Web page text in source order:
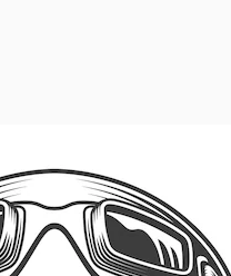
Produkte